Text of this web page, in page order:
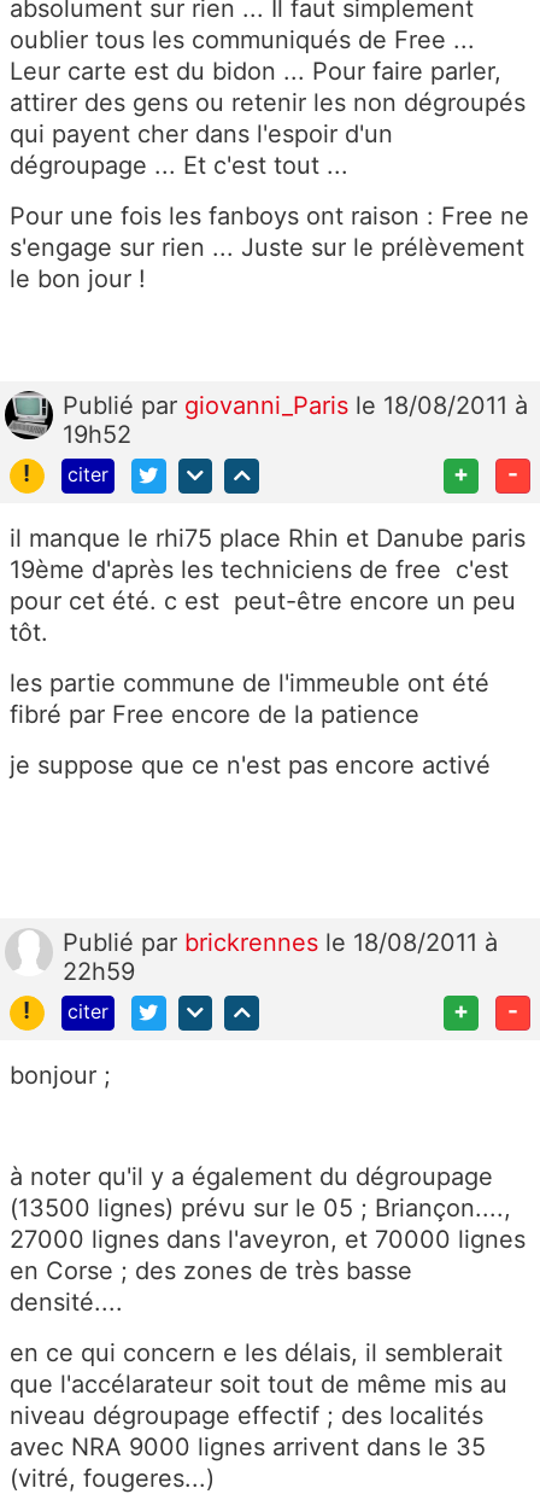
absolument sur rien ... Il faut simplement
oublier tous les communiqués de Free ...
Leur carte est du bidon ... Pour faire parler,
attirer des gens ou retenir les non dégroupés
qui payent cher dans l'espoir d'un
dégroupage ... Et c'est tout ...
Pour une fois les fanboys ont raison : Free ne
s'engage sur rien ... Juste sur le prélèvement
le bon jour !
Publié par giovanni_Paris le 18/08/2011 à
19h52
!
citer + -
il manque le rhi75 place Rhin et Danube paris
19ème d'après les techniciens de free c'est
pour cet été. c est peut-être encore un peu
tôt.
les partie commune de l'immeuble ont été
fibré par Free encore de la patience
je suppose que ce n'est pas encore activé
Publié par brickrennes le 18/08/2011 à
22h59
!
citer + -
bonjour ;
à noter qu'il y a également du dégroupage
(13500 lignes) prévu sur le 05 ; Briançon....,
27000 lignes dans l'aveyron, et 70000 lignes
en Corse ; des zones de très basse
densité....
en ce qui concern e les délais, il semblerait
que l'accélarateur soit tout de même mis au
niveau dégroupage effectif ; des localités
avec NRA 9000 lignes arrivent dans le 35
(vitré, fougeres...)